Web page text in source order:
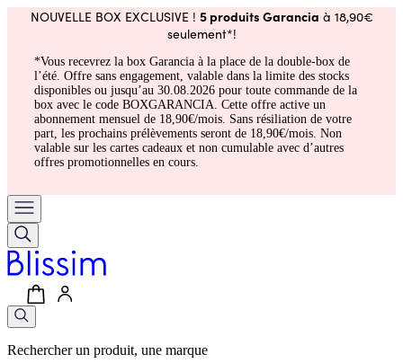
NOUVELLE BOX EXCLUSIVE ! 5 produits Garancia à 18,90€
seulement*!
*Vous recevrez la box Garancia à la place de la double-box de
l’été. Offre sans engagement, valable dans la limite des stocks
disponibles ou jusqu’au 30.08.2026 pour toute commande de la
box avec le code BOXGARANCIA. Cette offre active un
abonnement mensuel de 18,90€/mois. Sans résiliation de votre
part, les prochains prélèvements seront de 18,90€/mois. Non
valable sur les cartes cadeaux et non cumulable avec d’autres
offres promotionnelles en cours.
Rechercher un produit, une marque